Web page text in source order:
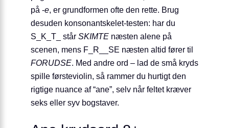
på ‑e, er grundformen ofte den rette. Brug
desuden konsonantskelet-testen: har du
S_K_T_ står SKIMTE næsten alene på
scenen, mens F_R__SE næsten altid fører til
FORUDSE. Med andre ord – lad de små kryds
spille førsteviolin, så rammer du hurtigt den
rigtige nuance af “ane”, selv når feltet kræver
seks eller syv bogstaver.